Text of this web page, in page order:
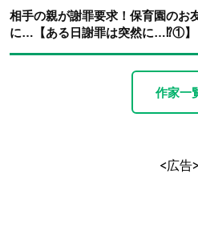
相手の親が謝罪要求！保育園のお
に…【ある日謝罪は突然に…⁉︎①】
作家一
<広告>